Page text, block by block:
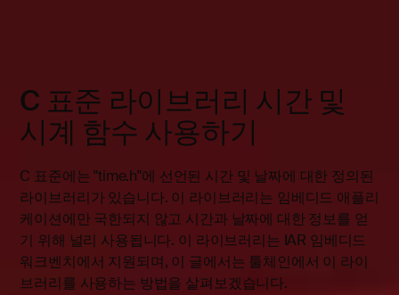
C 표준 라이브러리 시간 및
시계 함수 사용하기
C 표준에는 "time.h"에 선언된 시간 및 날짜에 대한 정의된
라이브러리가 있습니다. 이 라이브러리는 임베디드 애플리
케이션에만 국한되지 않고 시간과 날짜에 대한 정보를 얻
기 위해 널리 사용됩니다. 이 라이브러리는 IAR 임베디드
워크벤치에서 지원되며, 이 글에서는 툴체인에서 이 라이
브러리를 사용하는 방법을 살펴보겠습니다.